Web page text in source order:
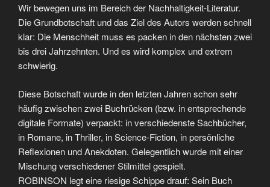
Wir bewegen uns im Bereich der Nachhaltigkeit-Literatur.
Die Grundbotschaft und das Ziel des Autors werden schnell
klar: Die Menschheit muss es packen in den nächsten zwei
bis drei Jahrzehnten. Und es wird komplex und extrem
schwierig.
Diese Botschaft wurde in den letzten Jahren schon sehr
häufig zwischen zwei Buchrücken (bzw. in entsprechende
digitale Formate) verpackt: in verschiedenste Sachbücher,
in Romane, in Thriller, in Science-Fiction, in persönliche
Reflexionen und Anekdoten. Gelegentlich wurde mit einer
Mischung verschiedener Stilmittel gespielt.
ROBINSON legt eine riesige Schippe drauf: Sein Buch